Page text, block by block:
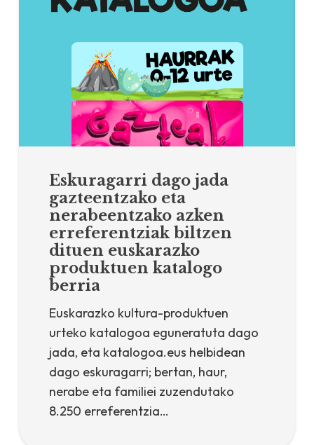
Eskuragarri dago jada
gazteentzako eta
nerabeentzako azken
erreferentziak biltzen
dituen euskarazko
produktuen katalogo
berria
Euskarazko kultura-produktuen
urteko katalogoa eguneratuta dago
jada, eta katalogoa.eus helbidean
dago eskuragarri; bertan, haur,
nerabe eta familiei zuzendutako
8.250 erreferentzia…